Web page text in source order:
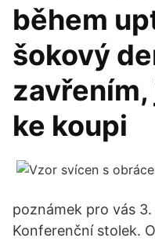
během
šokový
ke koupi
poznámek pro vás
Konferenční stolek.